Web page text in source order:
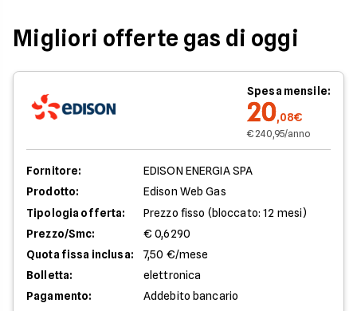
Migliori offerte gas di oggi
Spesa mensile:
20,08€
€ 240,95/anno
Fornitore:
EDISON ENERGIA SPA
Prodotto:
Edison Web Gas
Tipologia offerta:
Prezzo fisso (bloccato: 12 mesi)
Prezzo/Smc:
€ 0,6290
Quota fissa inclusa:
7,50 €/mese
Bolletta:
elettronica
Pagamento:
Addebito bancario